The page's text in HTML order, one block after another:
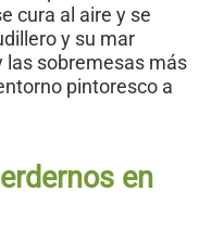
cura al aire y se
y su mar
las sobremesas más
pintoresco a
en